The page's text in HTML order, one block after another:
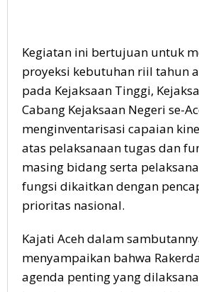
Kegiatan ini bertujuan untuk
proyeksi kebutuhan riil tahun
pada Kejaksaan Tinggi,
Cabang Kejaksaan Negeri se-
menginventarisasi capaian
atas pelaksanaan tugas dan
masing bidang serta
fungsi dikaitkan dengan
prioritas nasional.
Kajati Aceh dalam
menyampaikan bahwa
agenda penting yang